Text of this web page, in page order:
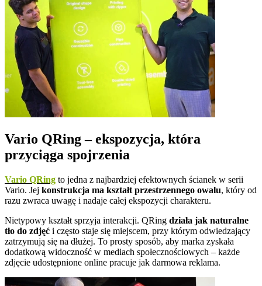
Vario QRing – ekspozycja, która
przyciąga spojrzenia
Vario QRing to jedna z najbardziej efektownych ścianek w serii
Vario. Jej konstrukcja ma kształt przestrzennego owalu, który od
razu zwraca uwagę i nadaje całej ekspozycji charakteru.
Nietypowy kształt sprzyja interakcji. QRing działa jak naturalne
tło do zdjęć i często staje się miejscem, przy którym odwiedzający
zatrzymują się na dłużej. To prosty sposób, aby marka zyskała
dodatkową widoczność w mediach społecznościowych – każde
zdjęcie udostępnione online pracuje jak darmowa reklama.